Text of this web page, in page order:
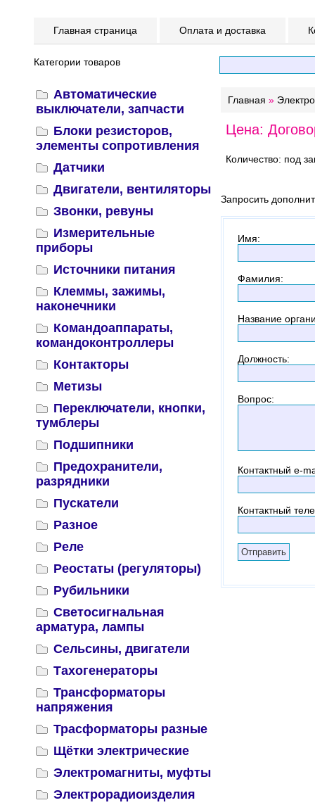
Главная страница Оплата и доставка
Категории товаров
Автоматические
выключатели, запчасти
Блоки резисторов,
элементы сопротивления
Датчики
Двигатели, вентиляторы
Звонки, ревуны
Измерительные
приборы
Источники питания
Клеммы, зажимы,
наконечники
Командоаппараты,
командоконтроллеры
Контакторы
Метизы
Переключатели, кнопки,
тумблеры
Подшипники
Предохранители,
разрядники
Пускатели
Разное
Реле
Реостаты (регуляторы)
Рубильники
Светосигнальная
арматура, лампы
Сельсины, двигатели
Тахогенераторы
Трансформаторы
напряжения
Трасформаторы разные
Щётки электрические
Электромагниты, муфты
Электрорадиоизделия
Главная »
Цена:
Количество: под
Запросить
Имя:
Фамилия:
Название
Должность:
Вопрос:
Контактный e-
Контактный